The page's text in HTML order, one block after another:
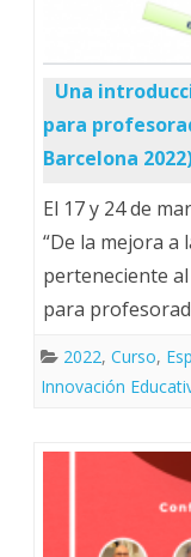
Una
para
Barcelona
El 17 y 24 de
“De la mejora a
perteneciente
para
2022, Curso,
Innovación